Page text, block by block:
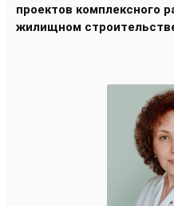
проектов комплексного
жилищном